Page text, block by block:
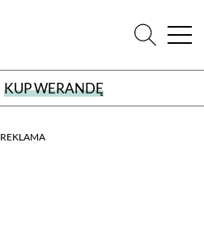
KUP WERANDĘ
REKLAMA